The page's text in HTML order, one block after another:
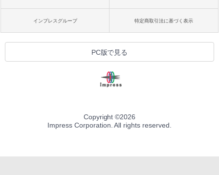
インプレスグループ 特定商取引法に基づく表示
PC版で見る
Copyright ©2026
Impress Corporation. All rights reserved.